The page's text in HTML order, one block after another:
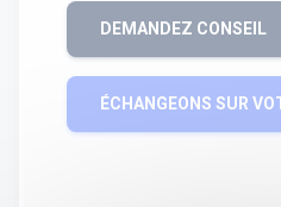
DEMANDEZ CONSEIL
ÉCHANGEONS SUR